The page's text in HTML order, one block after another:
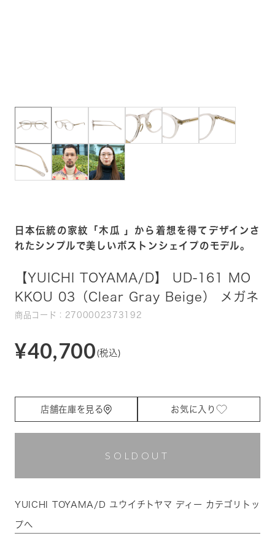
日本伝統の家紋「木瓜 」から着想を得てデザインさ
れたシンプルで美しいボストンシェイプのモデル。
【YUICHI TOYAMA/D】 UD-161 MO
KKOU 03（Clear Gray Beige） メガネ
商品コード：2700002373192
¥40,700 (税込)
店舗在庫を見る お気に入り
SOLDOUT
YUICHI TOYAMA/D ユウイチトヤマ ディー カテゴリトッ
プへ